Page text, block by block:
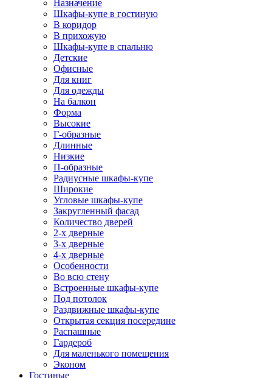
Назначение
Шкафы-купе в гостиную
В коридор
В прихожую
Шкафы-купе в спальню
Детские
Офисные
Для книг
Для одежды
На балкон
Форма
Высокие
Г-образные
Длинные
Низкие
П-образные
Радиусные шкафы-купе
Широкие
Угловые шкафы-купе
Закругленный фасад
Количество дверей
2-х дверные
3-х дверные
4-х дверные
Особенности
Во всю стену
Встроенные шкафы-купе
Под потолок
Раздвижные шкафы-купе
Открытая секция посередине
Распашные
Гардероб
Для маленького помещения
Эконом
Гостиные